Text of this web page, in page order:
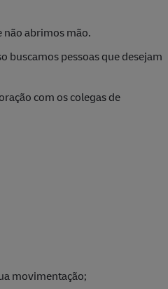
não abrimos mão.
buscamos pessoas que desejam
com os colegas de
movimentação;